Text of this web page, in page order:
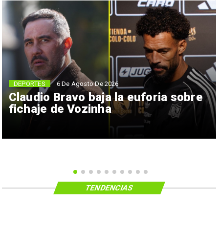
Claudio Bravo baja la euforia sobre
fichaje de Vozinha
DEPORTES 6 De Agosto De 2026
TENDENCIAS